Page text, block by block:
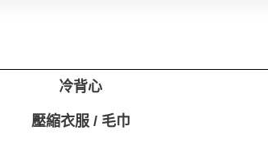
冷背心
壓縮衣服 / 毛巾